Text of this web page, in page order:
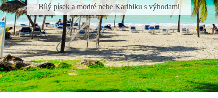
Bílý písek a modré nebe Karibiku s výhodami